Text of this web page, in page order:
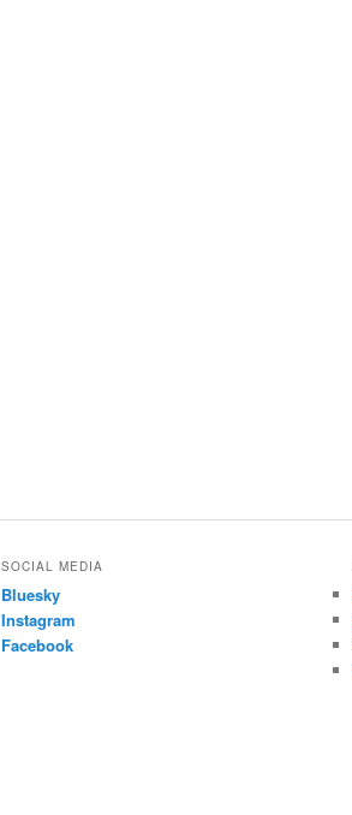
SOCIAL MEDIA
Bluesky
Instagram
Facebook